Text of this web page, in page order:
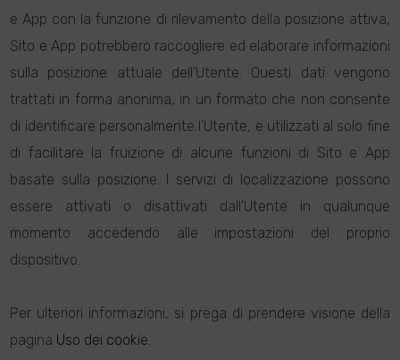
e App con la funzione di rilevamento della posizione attiva,
Sito e App potrebbero raccogliere ed elaborare informazioni
sulla posizione attuale dell’Utente. Questi dati vengono
trattati in forma anonima, in un formato che non consente
di identificare personalmente l'Utente, e utilizzati al solo fine
di facilitare la fruizione di alcune funzioni di Sito e App
basate sulla posizione. I servizi di localizzazione possono
essere attivati o disattivati dall'Utente in qualunque
momento accedendo alle impostazioni del proprio
dispositivo.
Per ulteriori informazioni, si prega di prendere visione della
pagina Uso dei cookie.